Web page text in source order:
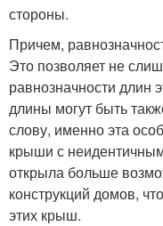
стороны.
Причем,
Это позволяет не
равнозначности длин
длины могут быть
слову, именно эта
крыши с
открыла больше
конструкций домов,
этих крыш.